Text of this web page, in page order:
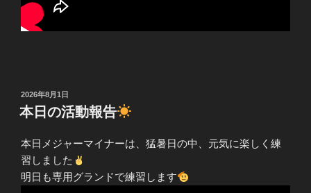
投
稿
日:
2026年8月1日
本日の活動報告
本日メジャーマイナーは、猛暑日の中、元気に楽しく練
習しました
明日も専用グランドで練習します